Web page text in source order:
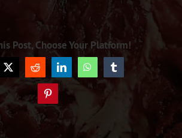
Post, Choose Your Platform!
X RedditLinkedInWhatsAppTumblr
Pinterest